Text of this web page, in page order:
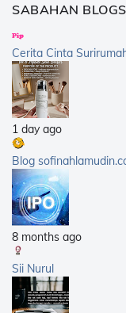
2014
2013
2012
2011
2010
2009
2008
2007
SABAHAN BLOGS
Cerita Cinta
1 day ago
Blog
8 months ago
Sii Nurul